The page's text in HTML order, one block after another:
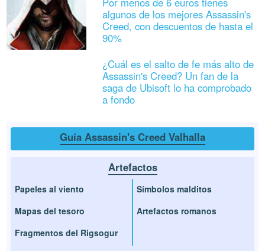
algunos de los mejores Assassin's
Creed, con descuentos de hasta el
90%
¿Cuál es el salto de fe más alto de
Assassin's Creed? Un fan de la
saga de Ubisoft lo ha comprobado
a fondo
Guía Assassin's Creed Valhalla
Artefactos
Papeles al viento
Mapas del tesoro
Fragmentos del Rigsogur
Símbolos malditos
Artefactos romanos